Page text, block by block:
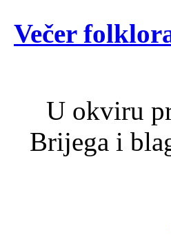
Večer
U okviru
Brijega i